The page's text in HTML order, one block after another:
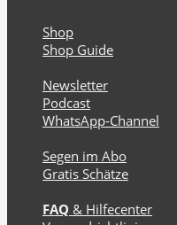
Shop
Shop Guide
Newsletter
Podcast
WhatsApp-Channel
Segen im Abo
Gratis Schätze
FAQ & Hilfecenter